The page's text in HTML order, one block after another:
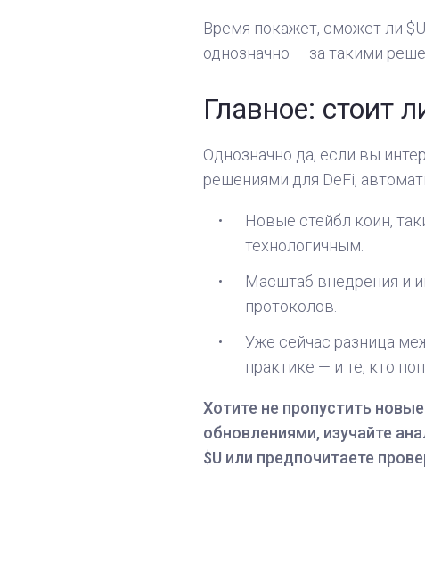
Время покажет, сможет ли
однозначно — за такими
Главное: стоит
Однозначно да, если вы
решениями для DeFi,
Новые стейбл коин,
технологичным.
Масштаб внедрения и
протоколов.
Уже сейчас разница
практике — и те, кто
Хотите не пропустить
обновлениями, изучайте
$U или предпочитаете